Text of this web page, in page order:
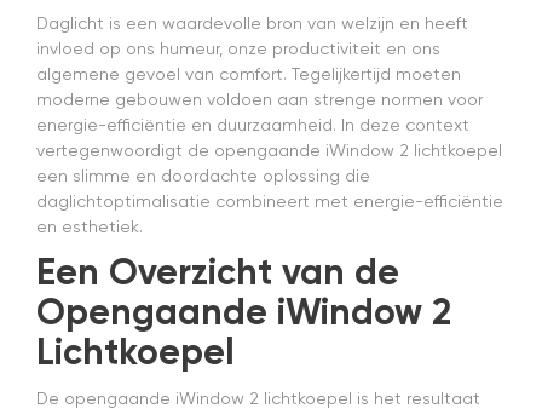
het en der
worden
verkocht.
Maar
installatie
is echt
makkelijk(
bezig
geweest)
en hij rolt
niet bij het
Daglicht is een waardevolle bron van welzijn en heeft
invloed op ons humeur, onze productiviteit en ons
algemene gevoel van comfort. Tegelijkertijd moeten
moderne gebouwen voldoen aan strenge normen voor
energie-efficiëntie en duurzaamheid. In deze context
vertegenwoordigt de opengaande iWindow 2 lichtkoepel
een slimme en doordachte oplossing die
daglichtoptimalisatie combineert met energie-efficiëntie
en esthetiek.
Een Overzicht van de
Opengaande iWindow 2
Lichtkoepel
De opengaande iWindow 2 lichtkoepel is het resultaat